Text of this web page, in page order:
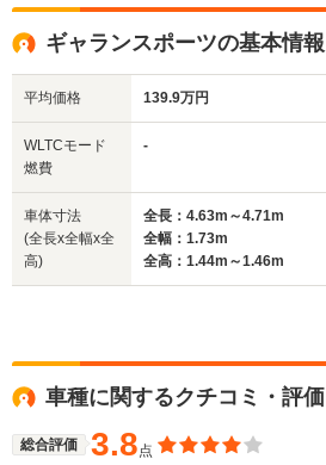
サイズ
(全長x全幅x全高)
WLTCモード
燃費
1.4m～1.42m
ギャランスポーツの基本情報
平均価格 139.9万円
WLTCモード
燃費
-
車体寸法
(全長x全幅x全
高)
全長：4.63m～4.71m
全幅：1.73m
全高：1.44m～1.46m
車種に関するクチコミ・評価
総合評価 3.8点